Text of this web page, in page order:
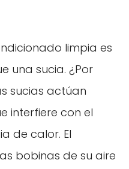
limpia es
una sucia. ¿Por
sucias actúan
interfiere con el
de calor. El
bobinas de su aire